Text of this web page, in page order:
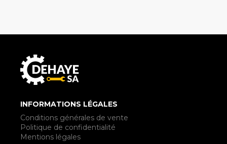
INFORMATIONS LÉGALES
Conditions générales de vente
Politique de confidentialité
Mentions légales